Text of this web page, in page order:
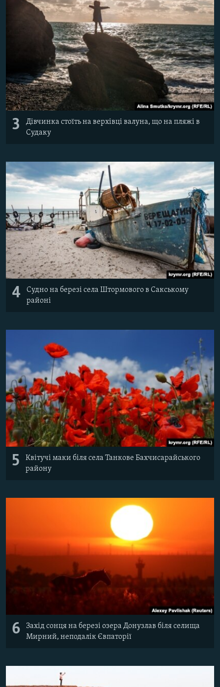
3
Дівчинка стоїть на верхівці валуна, що на пляжі в
Судаку
4
Судно на березі села Штормового в Сакському
районі
5
Квітучі маки біля села Танкове Бахчисарайського
району
6
Захід сонця на березі озера Донузлав біля селища
Мирний, неподалік Євпаторії